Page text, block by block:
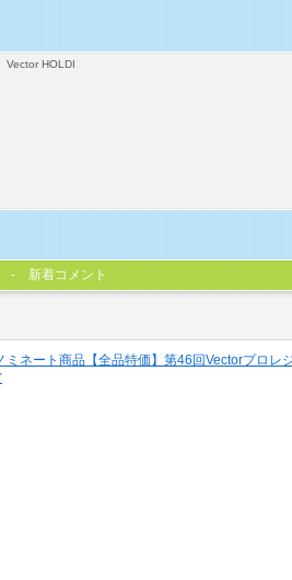
Vector HOLDI
新着コメント